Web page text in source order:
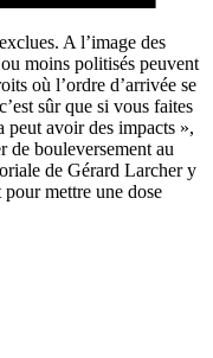
A l’image des
moins politisés peuvent
où l’ordre d’arrivée se
sûr que si vous faites
peut avoir des impacts »,
de bouleversement au
de Gérard Larcher y
mettre une dose